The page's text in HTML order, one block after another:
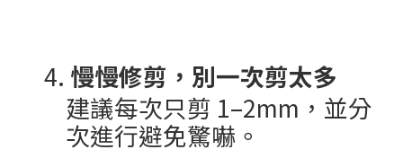
4. 慢慢修剪，別一次剪太多
建議每次只剪 1–2mm ，並分
次進行避免驚嚇。